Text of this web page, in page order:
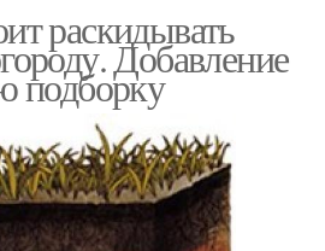
раскидывать
Добавление
подборку